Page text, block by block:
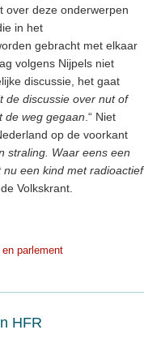
over deze onderwerpen
in het
gebracht met elkaar
volgens Nijpels niet
discussie, het gaat
de discussie over nut of
de weg gegaan .“ Niet
op de voorkant
straling. Waar eens een
een kind met radioactief
Volkskrant.
en parlement
HFR